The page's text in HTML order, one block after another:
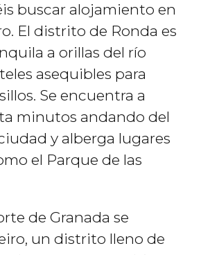
buscar alojamiento en
El distrito de Ronda es
a orillas del río
asequibles para
Se encuentra a
minutos andando del
y alberga lugares
el Parque de las
de Granada se
un distrito lleno de